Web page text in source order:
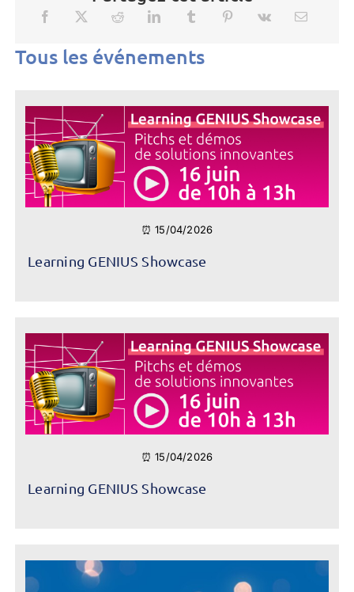
Tous les événements
⏰ 15/04/2026
Learning GENIUS Showcase
⏰ 15/04/2026
Learning GENIUS Showcase